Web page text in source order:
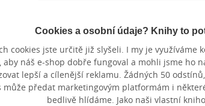
Cookies a osobní údaje? Knihy to
cookies jste určitě již slyšeli. I my je využíváme
aby náš e-shop dobře fungoval a mohli jsme ho
lepší a cílenější reklamu. Žádných 50
může předat marketingovým platformám i
bedlivě hlídáme. Jako naši vlastní